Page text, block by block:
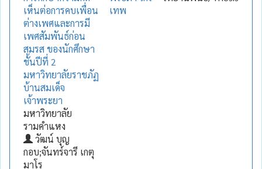
เห็นต่อการคบเพื่อน
ต่างเพศและการมี
เพศสัมพันธ์ก่อน
สมรส ของนักศึกษา
ชั้นปีที่ 2
มหาวิทยาลัยราชภัฏ
บ้านสมเด็จ
เจ้าพระยา
มหาวิทยาลัย
รามคำแหง
วัฒน์ บุญ
กอบ;จันทร์จารี เกตุ
มาโร
เทพ